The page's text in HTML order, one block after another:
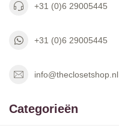
+31 (0)6 29005445
+31 (0)6 29005445
info@theclosetshop.nl
Categorieën